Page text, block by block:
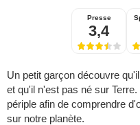
Presse
3,4
Un petit garçon découvre
et qu'il n'est pas né sur
périple afin de comprendre
sur notre planète.